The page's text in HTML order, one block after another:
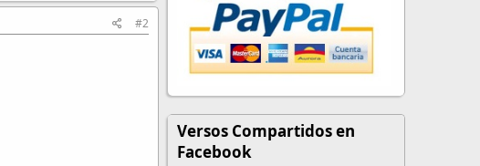
#2
Versos Compartidos en
Facebook